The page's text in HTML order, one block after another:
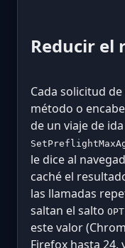
Reducir
Cada solicitud
método o
de un viaje de
le dice al
caché el
las llamadas
saltan el salto
este valor
Firefox hasta 24,